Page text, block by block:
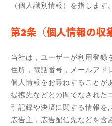
（個人識別情報）を指します。
第2条（個人情報の収
当社は，ユーザーが利用登録
住所，電話番号，メールアド
個人情報をお尋ねすることが
提携先などとの間でなされた
引記録や決済に関する情報を
広告主，広告配信先などを含